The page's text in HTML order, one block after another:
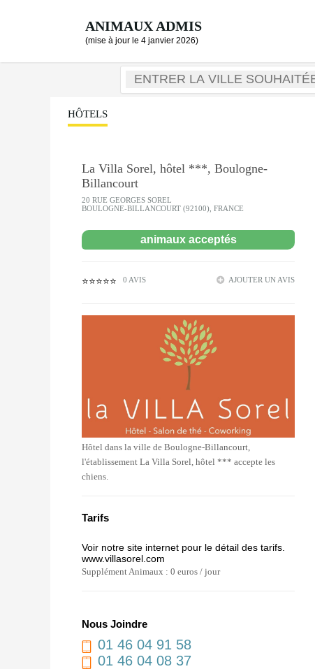
ANIMAUX ADMIS
(mise à jour le 4 janvier 2026)
HÔTELS
La Villa Sorel, hôtel ***, Boulogne-
Billancourt
20 RUE GEORGES SOREL
BOULOGNE-BILLANCOURT (92100), FRANCE
animaux acceptés
⭐⭐⭐⭐⭐ 0 AVIS AJOUTER UN AVIS
Hôtel dans la ville de Boulogne-Billancourt,
l'établissement La Villa Sorel, hôtel *** accepte les
chiens.
Tarifs
Voir notre site internet pour le détail des tarifs.
www.villasorel.com
Supplément Animaux : 0 euros / jour
Nous Joindre
01 46 04 91 58
01 46 04 08 37